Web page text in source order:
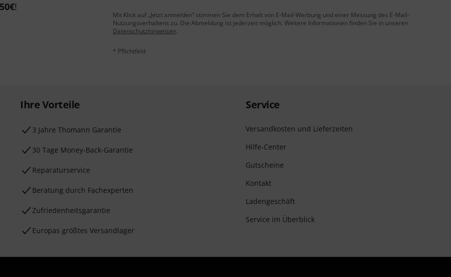
50€!
Mit Klick auf „Jetzt anmelden“ stimmen Sie dem Erhalt von E-Mail-Werbung und einer Messung des E-Mail-
Nutzungsverhaltens zu. Die Abmeldung ist jederzeit möglich. Weitere Informationen finden Sie in unseren
Datenschutzhinweisen.
* Pflichtfeld
Ihre Vorteile
3 Jahre Thomann Garantie
30 Tage Money-Back-Garantie
Reparaturservice
Beratung durch Fachexperten
Zufriedenheitsgarantie
Europas größtes Versandlager
Service
Versandkosten und Lieferzeiten
Hilfe-Center
Gutscheine
Kontakt
Ladengeschäft
Service im Überblick